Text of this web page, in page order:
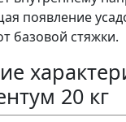
появление
базовой стяжки.
20 кг